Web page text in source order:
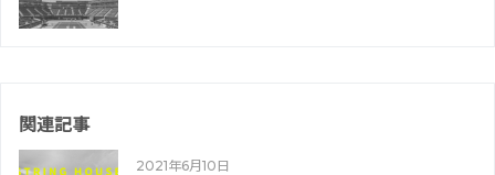
関連記事
2021年6月10日